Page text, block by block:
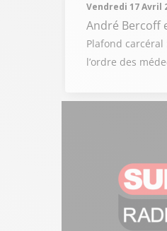
Vendredi 17 Avril
André Bercoff
Plafond
l’ordre des